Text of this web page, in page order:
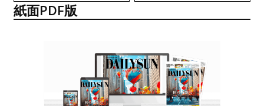
紙面PDF版